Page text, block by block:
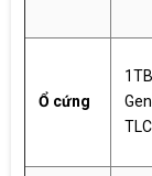
Ổ cứng